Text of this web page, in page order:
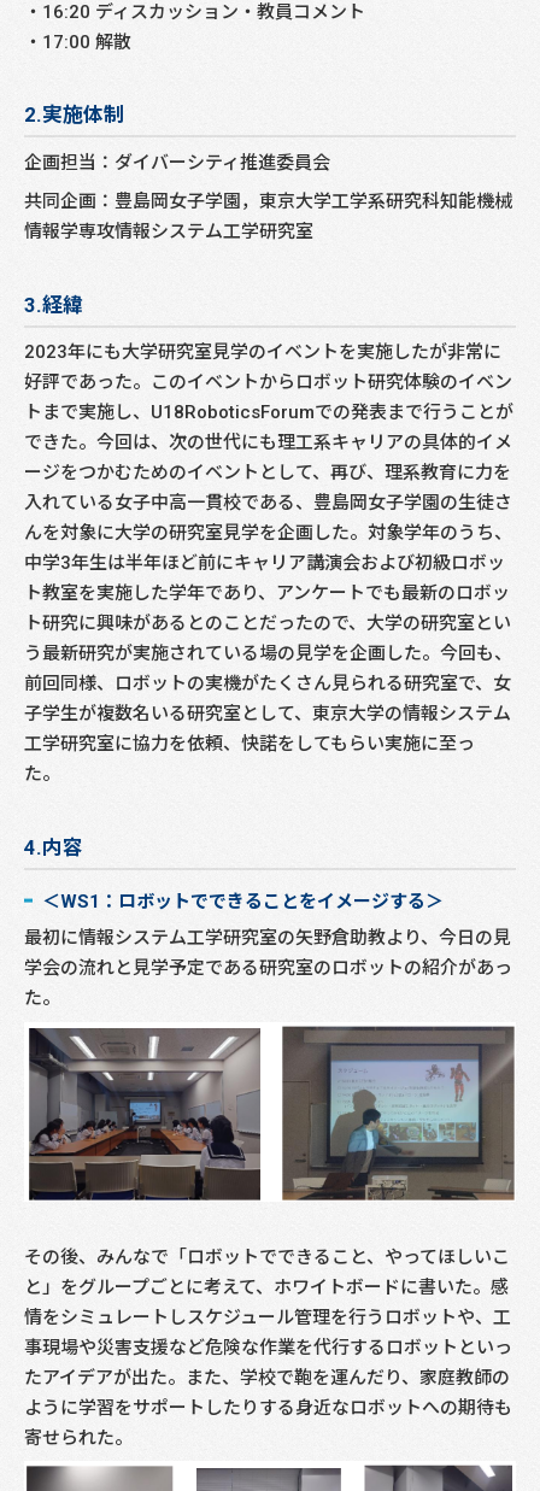
16:20 ディスカッション・教員コメント
17:00 解散
2.実施体制
企画担当：ダイバーシティ推進委員会
共同企画：豊島岡女子学園，東京大学工学系研究科知能機械
情報学専攻情報システム工学研究室
3.経緯
2023年にも大学研究室見学のイベントを実施したが非常に
好評であった。このイベントからロボット研究体験のイベン
トまで実施し、U18RoboticsForumでの発表まで行うことが
できた。今回は、次の世代にも理工系キャリアの具体的イメ
ージをつかむためのイベントとして、再び、理系教育に力を
入れている女子中高一貫校である、豊島岡女子学園の生徒さ
んを対象に大学の研究室見学を企画した。対象学年のうち、
中学3年生は半年ほど前にキャリア講演会および初級ロボッ
ト教室を実施した学年であり、アンケートでも最新のロボッ
ト研究に興味があるとのことだったので、大学の研究室とい
う最新研究が実施されている場の見学を企画した。今回も、
前回同様、ロボットの実機がたくさん見られる研究室で、女
子学生が複数名いる研究室として、東京大学の情報システム
工学研究室に協力を依頼、快諾をしてもらい実施に至っ
た。
4.内容
＜WS1：ロボットでできることをイメージする＞
最初に情報システム工学研究室の矢野倉助教より、今日の見
学会の流れと見学予定である研究室のロボットの紹介があっ
た。
その後、みんなで「ロボットでできること、やってほしいこ
と」をグループごとに考えて、ホワイトボードに書いた。感
情をシミュレートしスケジュール管理を行うロボットや、工
事現場や災害支援など危険な作業を代行するロボットといっ
たアイデアが出た。また、学校で鞄を運んだり、家庭教師の
ように学習をサポートしたりする身近なロボットへの期待も
寄せられた。